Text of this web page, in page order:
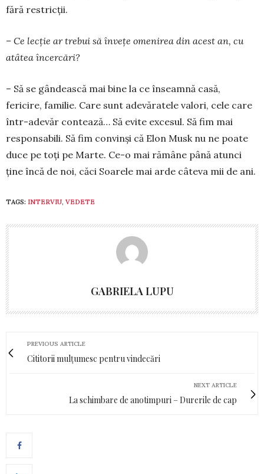
fără restricții.
– Ce lecție ar trebui să învețe omenirea din acest an, cu
atâtea încercări?
– Să se gândească mai bine la ce înseamnă casă,
fericire, familie. Care sunt adevăratele valori, cele care
într-adevăr contează… Să evite excesul. Să fim mai
responsabili. Să fim convinși că Elon Musk nu ne poate
duce pe toți pe Marte. Ce-o mai rămâne până atunci
ține încă de noi, căci Soarele mai arde câteva mii de ani.
TAGS: INTERVIU, VEDETE
GABRIELA LUPU
PREVIOUS ARTICLE
Cititorii mulțumesc pentru vindecări
NEXT ARTICLE
La schimbare de anotimpuri – Durerile de cap